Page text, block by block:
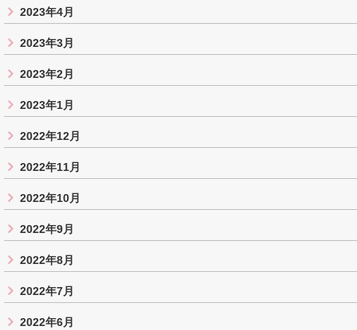
2023年4月
2023年3月
2023年2月
2023年1月
2022年12月
2022年11月
2022年10月
2022年9月
2022年8月
2022年7月
2022年6月